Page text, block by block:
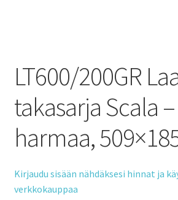
LT600/200GR
takasarja Scala
harmaa,
Kirjaudu sisään nähdäksesi hinnat ja
verkkokauppaa